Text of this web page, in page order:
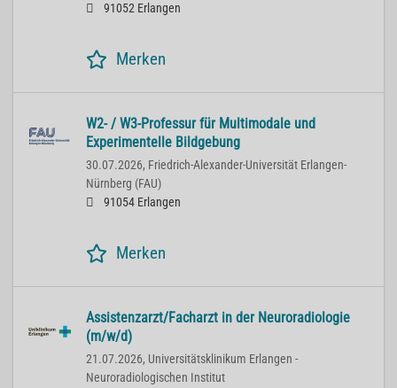
91052 Erlangen
Merken
W2- / W3-Professur für Multimodale und
Experimentelle Bildgebung
30.07.2026, Friedrich-Alexander-Universität Erlangen-
Nürnberg (FAU)
91054 Erlangen
Merken
Assistenzarzt/Facharzt in der Neuroradiologie
(m/w/d)
21.07.2026, Universitätsklinikum Erlangen -
Neuroradiologischen Institut